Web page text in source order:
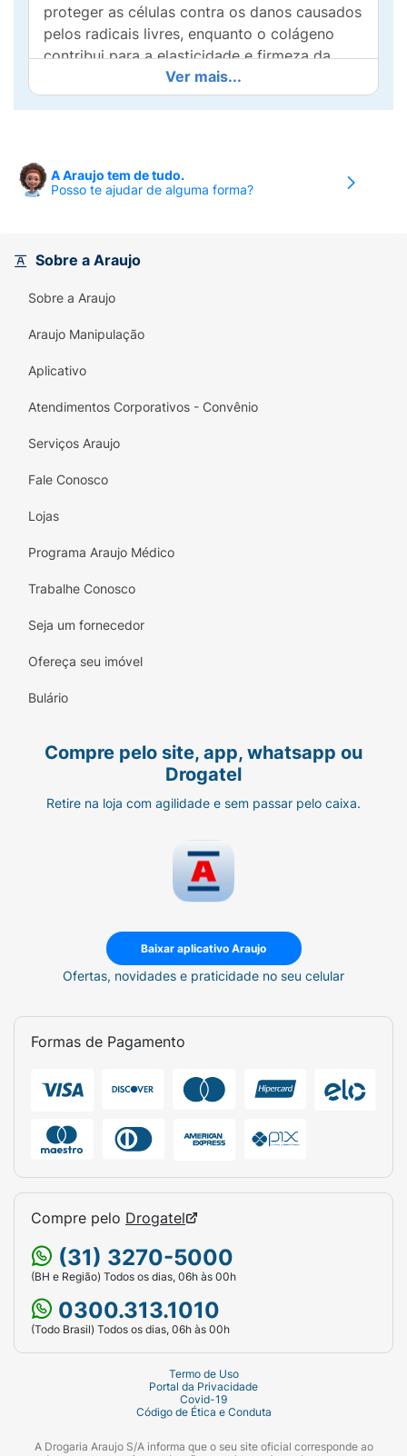
proteger as células contra os danos causados
pelos radicais livres, enquanto o colágeno
contribui para a elasticidade e firmeza da
pele. O ômega-3, conhecido por seus
benefícios anti-inflamatórios, também apoia a
uma nutrição completa. Radiant Maturity é a
escolha ideal para quem busca manter a
suplemento inovador e sinta a diferença!
Ver mais...
A Araujo tem de tudo.
Posso te ajudar de alguma forma?
Sobre a Araujo
Sobre a Araujo
Araujo Manipulação
Aplicativo
Atendimentos Corporativos - Convênio
Serviços Araujo
Fale Conosco
Lojas
Programa Araujo Médico
Trabalhe Conosco
Seja um fornecedor
Ofereça seu imóvel
Bulário
Compre pelo site, app, whatsapp ou
Drogatel
Retire na loja com agilidade e sem passar pelo caixa.
Baixar aplicativo Araujo
Ofertas, novidades e praticidade no seu celular
Formas de Pagamento
Compre pelo Drogatel
(31) 3270-5000
(BH e Região) Todos os dias, 06h às 00h
0300.313.1010
(Todo Brasil) Todos os dias, 06h às 00h
Termo de Uso
Portal da Privacidade
Covid-19
Código de Ética e Conduta
A Drogaria Araujo S/A informa que o seu site oficial corresponde ao